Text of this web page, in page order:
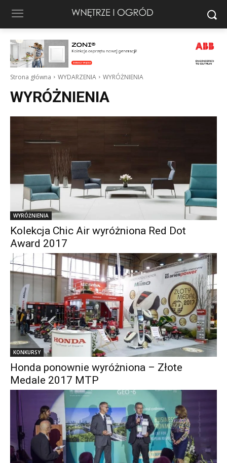
Strona główna WYDARZENIA WYRÓŻNIENIA
WYRÓŻNIENIA
WYRÓŻNIENIA
Kolekcja Chic Air wyróżniona Red Dot
Award 2017
KONKURSY
Honda ponownie wyróżniona – Złote
Medale 2017 MTP